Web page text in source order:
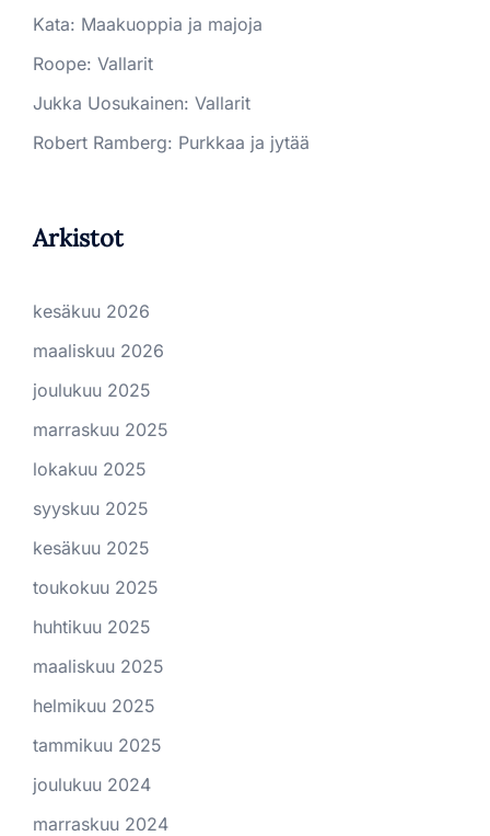
Kata: Maakuoppia ja majoja
Roope: Vallarit
Jukka Uosukainen: Vallarit
Robert Ramberg: Purkkaa ja jytää
Arkistot
kesäkuu 2026
maaliskuu 2026
joulukuu 2025
marraskuu 2025
lokakuu 2025
syyskuu 2025
kesäkuu 2025
toukokuu 2025
huhtikuu 2025
maaliskuu 2025
helmikuu 2025
tammikuu 2025
joulukuu 2024
marraskuu 2024